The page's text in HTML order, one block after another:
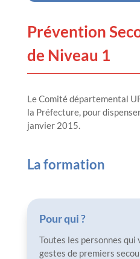
Prévention
de Niveau 1
Le Comité départemental
la Préfecture, pour
janvier 2015.
La formation
Pour qui ?
Toutes les personnes
gestes de premiers